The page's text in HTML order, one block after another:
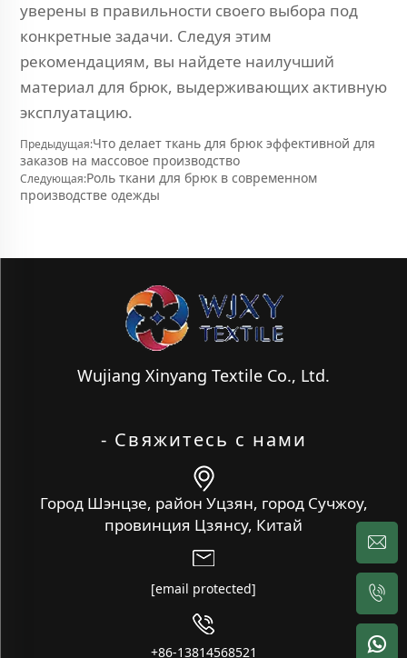
уверены в правильности своего выбора под
конкретные задачи. Следуя этим
рекомендациям, вы найдете наилучший
материал для брюк, выдерживающих активную
эксплуатацию.
Предыдущая:Что делает ткань для брюк эффективной для
заказов на массовое производство
Следующая:Роль ткани для брюк в современном
производстве одежды
Wujiang Xinyang Textile Co., Ltd.
- Свяжитесь с нами
Город Шэнцзе, район Уцзян, город Сучжоу,
провинция Цзянсу, Китай
[email protected]
+86-13814568521